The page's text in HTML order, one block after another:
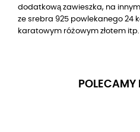
dodatkową zawieszka, na
ze srebra 925 powlekanego 24
karatowym różowym złotem itp.
POLECAMY